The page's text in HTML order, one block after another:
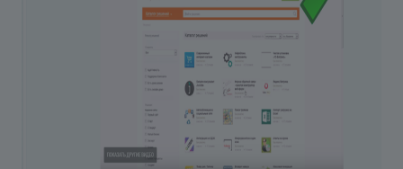
Для проверки корректности установки модуля,
введите в адресной строке браузера данный
адрес (подставив ваши данные):
https://АДРЕС_САЙТА/rest/ID_ПОЛЬЗОВАТЕЛЯ/
КОД_ВЕБХУКА/profile/
https://www.site.ru/rest/1/ne3minkoKh45l/profile/